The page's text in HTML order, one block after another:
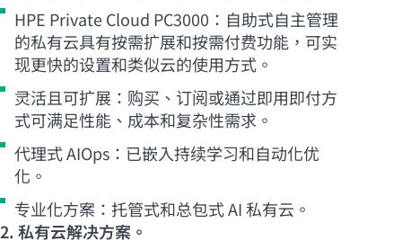
HPE Private Cloud PC3000：自助式自主管理
的私有云具有按需扩展和按需付费功能，可实
现更快的设置和类似云的使用方式。
灵活且可扩展：购买、订阅或通过即用即付方
式可满足性能、成本和复杂性需求。
代理式 AIOps：已嵌入持续学习和自动化优
化。
专业化方案：托管式和总包式 AI 私有云。
2. 私有云解决方案。